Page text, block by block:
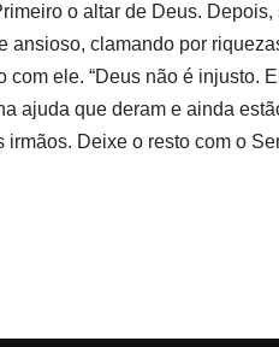
o altar de Deus.
ansioso, clamando por
ele. “Deus não é injusto.
ajuda que deram e ainda
irmãos. Deixe o resto com o